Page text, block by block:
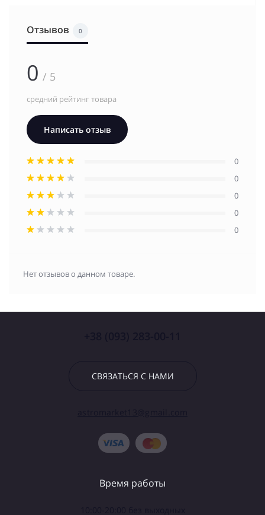
Отзывов 0
0 / 5
средний рейтинг товара
Написать отзыв
0
0
0
0
0
Нет отзывов о данном товаре.
СВЯЗАТЬСЯ С НАМИ
Время работы